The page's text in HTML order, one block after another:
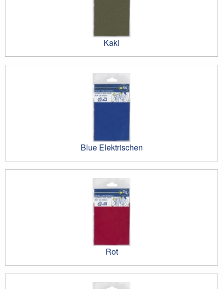
Kaki
Blue Elektrischen
Rot